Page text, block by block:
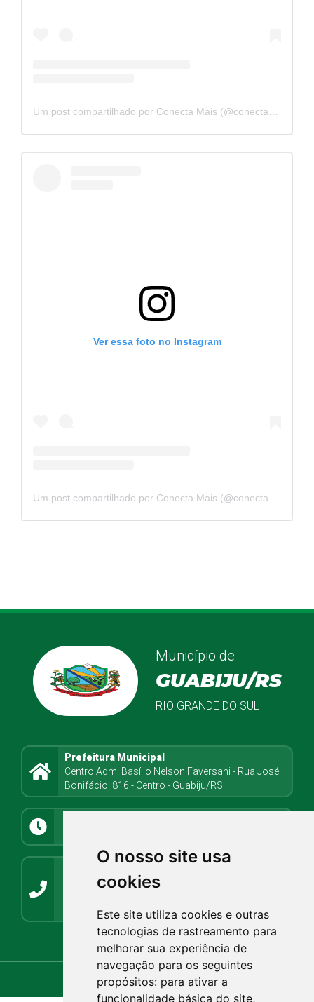
O nosso site usa
cookies
Este site utiliza cookies e outras
tecnologias de rastreamento para
melhorar sua experiência de
navegação para os seguintes
propósitos: para ativar a
funcionalidade básica do site,
Ver essa foto no Instagram
Município de
GUABIJU/RS
RIO GRANDE DO SUL
Prefeitura Municipal
Centro Adm. Basílio Nelson Faversani - Rua José
Bonifácio, 816 - Centro - Guabiju/RS
(54) 3272-1266 / (54) 3272-1001
imprensaguabijurs@gmail.com
Webmail.rs.gov.br Webmail.com.br